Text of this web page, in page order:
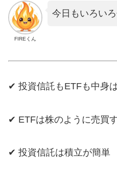
FIREくん
今日もいろい
✔ 投資信託もETFも中身
✔ ETFは株のように売買
✔ 投資信託は積立が簡単